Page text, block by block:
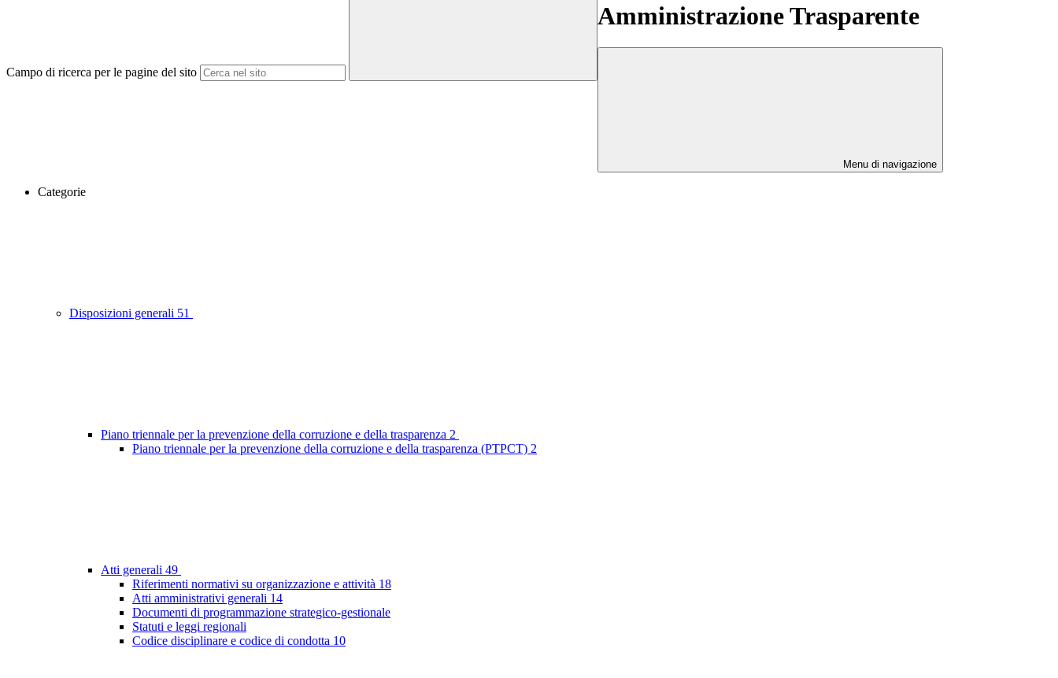
Campo di ricerca per le pagine del sito
Amministrazione Trasparente
Menu di navigazione
Categorie
Disposizioni generali 51
Piano triennale per la prevenzione della corruzione e della trasparenza 2
Piano triennale per la prevenzione della corruzione e della trasparenza (PTPCT) 2
Atti generali 49
Riferimenti normativi su organizzazione e attività 18
Atti amministrativi generali 14
Documenti di programmazione strategico-gestionale
Statuti e leggi regionali
Codice disciplinare e codice di condotta 10